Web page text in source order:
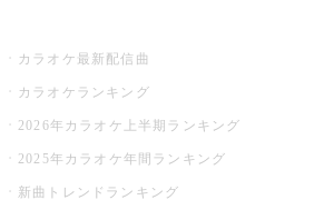
カラオケ最新配信曲
カラオケランキング
2026年カラオケ上半期ランキング
2025年カラオケ年間ランキング
新曲トレンドランキング